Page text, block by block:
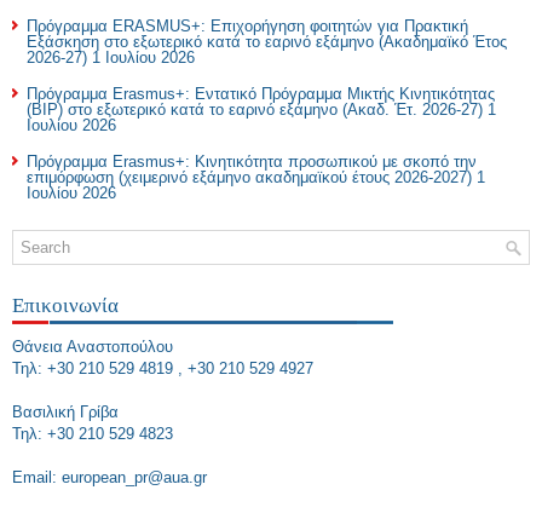
Πρόγραμμα ERASMUS+: Επιχορήγηση φοιτητών για Πρακτική
Εξάσκηση στο εξωτερικό κατά το εαρινό εξάμηνο (Ακαδημαϊκό Έτος
2026-27) 1 Ιουλίου 2026
Πρόγραμμα Erasmus+: Εντατικό Πρόγραμμα Μικτής Κινητικότητας
(BIP) στο εξωτερικό κατά το εαρινό εξάμηνο (Ακαδ. Έτ. 2026-27) 1
Ιουλίου 2026
Πρόγραμμα Erasmus+: Κινητικότητα προσωπικού με σκοπό την
επιμόρφωση (χειμερινό εξάμηνο ακαδημαϊκού έτους 2026-2027) 1
Ιουλίου 2026
Επικοινωνία
Θάνεια Αναστοπούλου
Τηλ: +30 210 529 4819 , +30 210 529 4927
Bασιλική Γρίβα
Τηλ: +30 210 529 4823
Εmail: european_pr@aua.gr